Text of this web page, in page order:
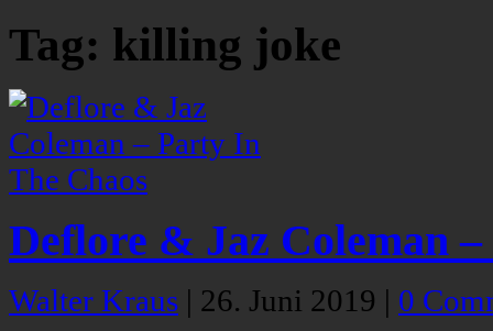
Tag: killing joke
Deflore & Jaz Coleman
Walter Kraus | 26. Juni 2019 | 0